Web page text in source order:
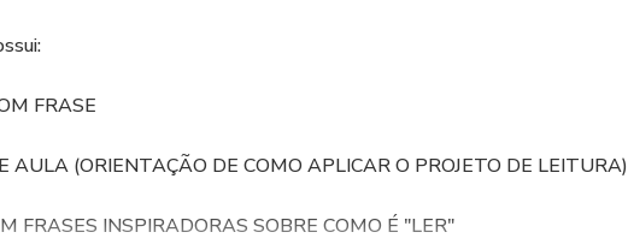
FRASE
AULA (ORIENTAÇÃO DE COMO APLICAR O PROJETO DE LEITURA)
FRASES INSPIRADORAS SOBRE COMO É "LER"